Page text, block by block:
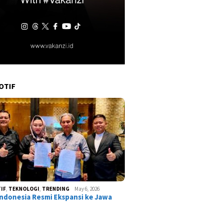
, TEKNOLOGI, TRENDING May 6, 2026
Resmi Ekspansi ke Jawa